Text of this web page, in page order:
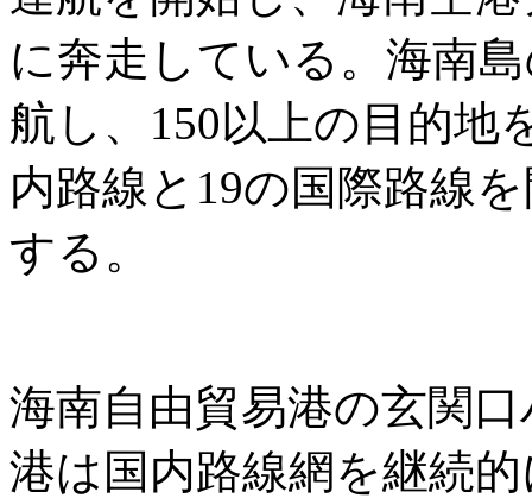
に奔走している。海南
航し、150以上の目的地
内路線と19の国際路線
する。
海南自由貿易港の玄関
港は国内路線網を継続